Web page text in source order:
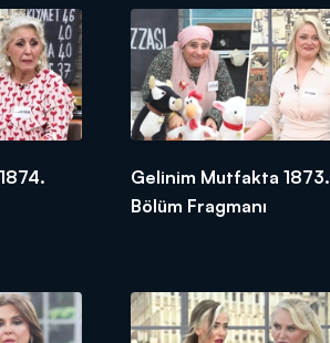
Gelinim Mutfakta 1873.
Bölüm Fragmanı